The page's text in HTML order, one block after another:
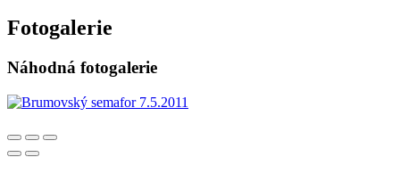
Fotogalerie
Náhodná fotogalerie